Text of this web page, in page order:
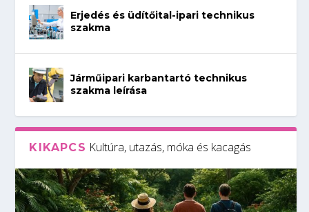
Erjedés és üdítőital-ipari technikus
szakma
Járműipari karbantartó technikus
szakma leírása
KIKAPCS Kultúra, utazás, móka és kacagás